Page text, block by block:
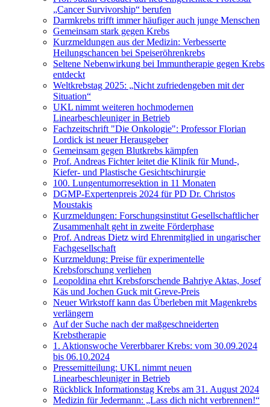
„Cancer Survivorship“ berufen
Darmkrebs trifft immer häufiger auch junge Menschen
Gemeinsam stark gegen Krebs
Kurzmeldungen aus der Medizin: Verbesserte
Heilungschancen bei Speiseröhrenkrebs
Seltene Nebenwirkung bei Immuntherapie gegen Krebs
entdeckt
Weltkrebstag 2025: „Nicht zufriedengeben mit der
Situation“
UKL nimmt weiteren hochmodernen
Linearbeschleuniger in Betrieb
Fachzeitschrift "Die Onkologie": Professor Florian
Lordick ist neuer Herausgeber
Gemeinsam gegen Blutkrebs kämpfen
Prof. Andreas Fichter leitet die Klinik für Mund-,
Kiefer- und Plastische Gesichtschirurgie
100. Lungentumorresektion in 11 Monaten
DGMP-Expertenpreis 2024 für PD Dr. Christos
Moustakis
Kurzmeldungen: Forschungsinstitut Gesellschaftlicher
Zusammenhalt geht in zweite Förderphase
Prof. Andreas Dietz wird Ehrenmitglied in ungarischer
Fachgesellschaft
Kurzmeldung: Preise für experimentelle
Krebsforschung verliehen
Leopoldina ehrt Krebsforschende Bahriye Aktas, Josef
Käs und Jochen Guck mit Greve-Preis
Neuer Wirkstoff kann das Überleben mit Magenkrebs
verlängern
Auf der Suche nach der maßgeschneiderten
Krebstherapie
1. Aktionswoche Vererbbarer Krebs: vom 30.09.2024
bis 06.10.2024
Pressemitteilung: UKL nimmt neuen
Linearbeschleuniger in Betrieb
Rückblick Informationstag Krebs am 31. August 2024
Medizin für Jedermann: „Lass dich nicht verbrennen!“